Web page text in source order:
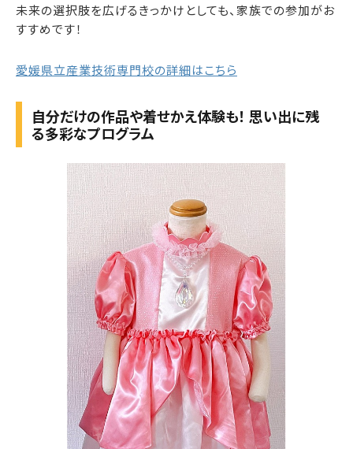
未来の選択肢を広げるきっかけとしても、家族での参加がお
すすめです！
愛媛県立産業技術専門校の詳細はこちら
自分だけの作品や着せかえ体験も！ 思い出に残
る多彩なプログラム